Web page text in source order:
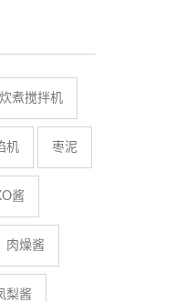
炊煮搅拌机
机 枣泥
酱
肉燥酱
梨酱